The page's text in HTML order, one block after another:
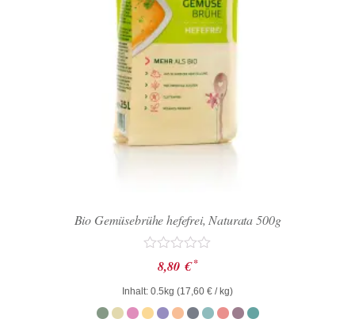
Bio Gemüsebrühe hefefrei, Naturata 500g
Bewertet
mit
0
von
5
8,80 € *
Inhalt: 0.5kg (17,60 € / kg)